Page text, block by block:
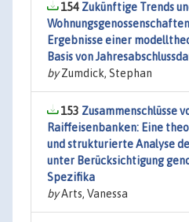
154 Zukünftige Trends
Ergebnisse einer
Basis von
byZumdick, Stephan
153 Zusammenschlüsse
Raiffeisenbanken: Eine
und strukturierte Analyse
unter Berücksichtigung
Spezifika
byArts, Vanessa